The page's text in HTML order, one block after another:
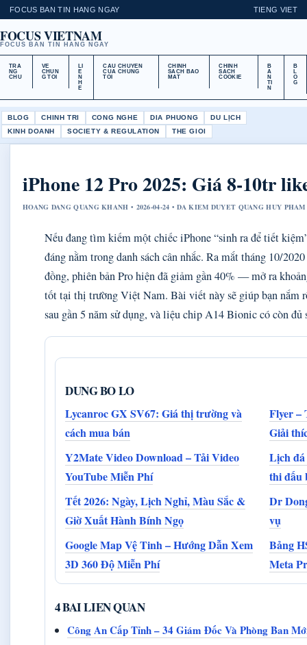
FOCUS BAN TIN HANG NGAY TIENG VIET
FOCUS VIETNAM
FOCUS BAN TIN HANG NGAY
TRA
NG
CHU
VE
CHUN
G TOI
LI
E
N
H
E
CAU CHUYEN
CUA CHUNG
TOI
CHINH
SACH BAO
MAT
CHINH
SACH
COOKIE
B
A
N
TI
N
B
L
O
G
BLOG CHINH TRI CONG NGHE DIA PHUONG
DU LỊCH
KINH DOANH
SOCIETY & REGULATION THE GIOI
iPhone 12 Pro 2025: Giá 8-10tr
HOANG DANG QUANG KHANH • 2026-04-24 • DA KIEM DUYET QUANG HUY PHAM
Nếu đang tìm kiếm một chiếc iPhone “sinh ra để tiết
đáng nằm trong danh sách cân nhắc. Ra mắt tháng 10/
đồng, phiên bản Pro hiện đã giảm gần 40% — mở ra
tốt tại thị trường Việt Nam. Bài viết này sẽ giúp bạn nắm
sau gần 5 năm sử dụng, và liệu chip A14 Bionic có còn đủ
DUNG BO LO
Lycanroc GX SV67: Giá thị trường và
cách mua bán
Flyer –
Giải
Y2Mate Video Download – Tải Video
YouTube Miễn Phí
Lịch đá
thi đấu
Tết 2026: Ngày, Lịch Nghỉ, Màu Sắc &
Giờ Xuất Hành Bính Ngọ
Dr
vụ
Google Map Vệ Tinh – Hướng Dẫn Xem
3D 360 Độ Miễn Phí
Bảng
Meta
4 BAI LIEN QUAN
Công An Cấp Tỉnh – 34 Giám Đốc Và Phòng Ban